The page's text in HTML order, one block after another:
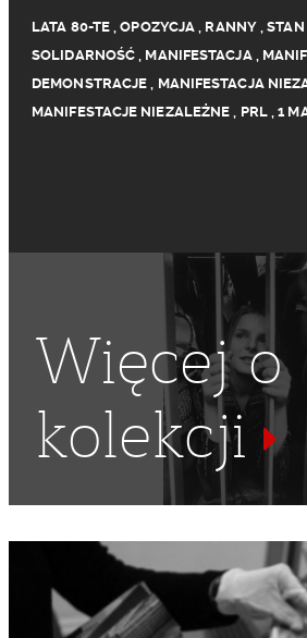
LATA 80-TE ,OPOZYCJA , RANNY,
SOLIDARNOŚĆ , MANIFESTACJA,
DEMONSTRACJE , MANIFESTACJA
MANIFESTACJE NIEZALEŻNE , PRL,1
,KOŚCIOŁY
MEDYCYNA
DEMONSTRACJA
NSZZ
STARCIA ,WALKI ,KREW
Więcej o
kolekcji